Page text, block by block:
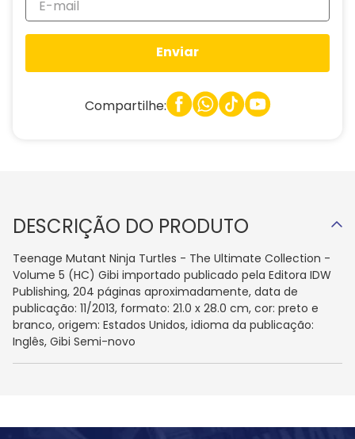
Enviar
Compartilhe:
DESCRIÇÃO DO PRODUTO
Teenage Mutant Ninja Turtles - The Ultimate Collection -
Volume 5 (HC) Gibi importado publicado pela Editora IDW
Publishing, 204 páginas aproximadamente, data de
publicação: 11/2013, formato: 21.0 x 28.0 cm, cor: preto e
branco, origem: Estados Unidos, idioma da publicação:
Inglês, Gibi Semi-novo